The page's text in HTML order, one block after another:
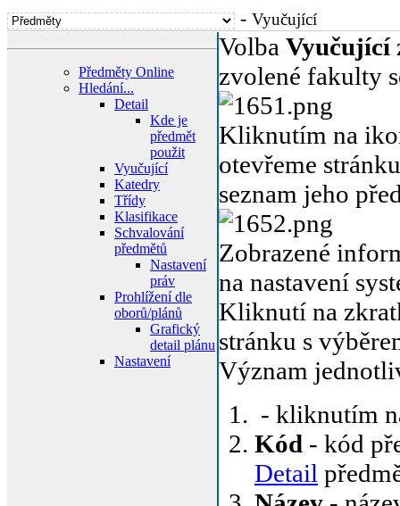
- Vyučující
Předměty Online
Hledání...
Detail
Kde je
předmět
použit
Vyučující
Katedry
Třídy
Klasifikace
Schvalování
předmětů
Nastavení
práv
Prohlížení dle
oborů/plánů
Grafický
detail plánu
Nastavení
Volba Vyučující
zvolené fakulty
Kliknutím na
otevřeme
seznam jeho
Zobrazené
na nastavení
Kliknutí na
stránku s
Význam
- kliknutím
Kód - kód
Detail